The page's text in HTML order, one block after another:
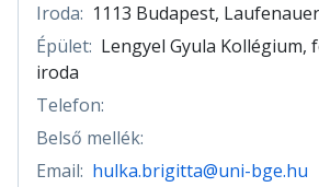
Iroda: 1113 Budapest,
Épület: Lengyel Gyula Kollégium,
iroda
Telefon:
Belső mellék:
Email: hulka.brigitta@uni-bge.hu